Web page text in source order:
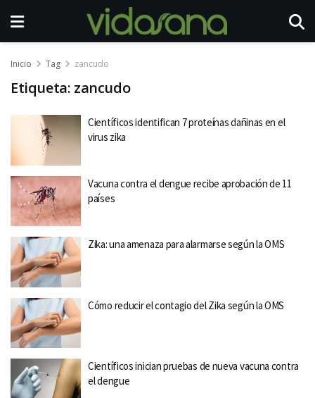
Inicio Tag zancudo
Etiqueta: zancudo
Científicos identifican 7 proteínas dañinas en el
virus zika
Vacuna contra el dengue recibe aprobación de 11
países
Zika: una amenaza para alarmarse según la OMS
Cómo reducir el contagio del Zika según la OMS
Científicos inician pruebas de nueva vacuna contra
el dengue